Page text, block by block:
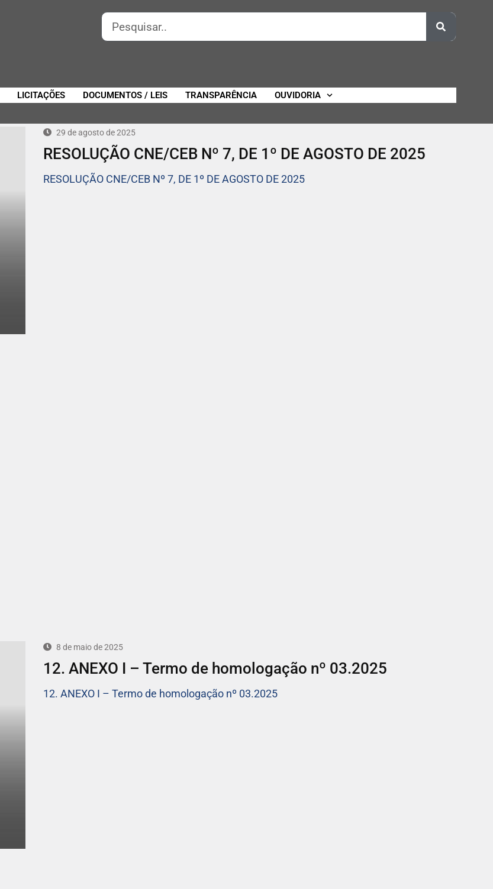
LICITAÇÕES DOCUMENTOS / LEIS TRANSPARÊNCIA OUVIDORIA
29 de agosto de 2025
RESOLUÇÃO CNE/CEB Nº 7, DE 1º DE AGOSTO DE 2025
RESOLUÇÃO CNE/CEB Nº 7, DE 1º DE AGOSTO DE 2025
8 de maio de 2025
12. ANEXO I – Termo de homologação nº 03.2025
12. ANEXO I – Termo de homologação nº 03.2025